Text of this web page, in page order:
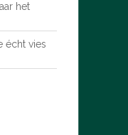
het
écht vies